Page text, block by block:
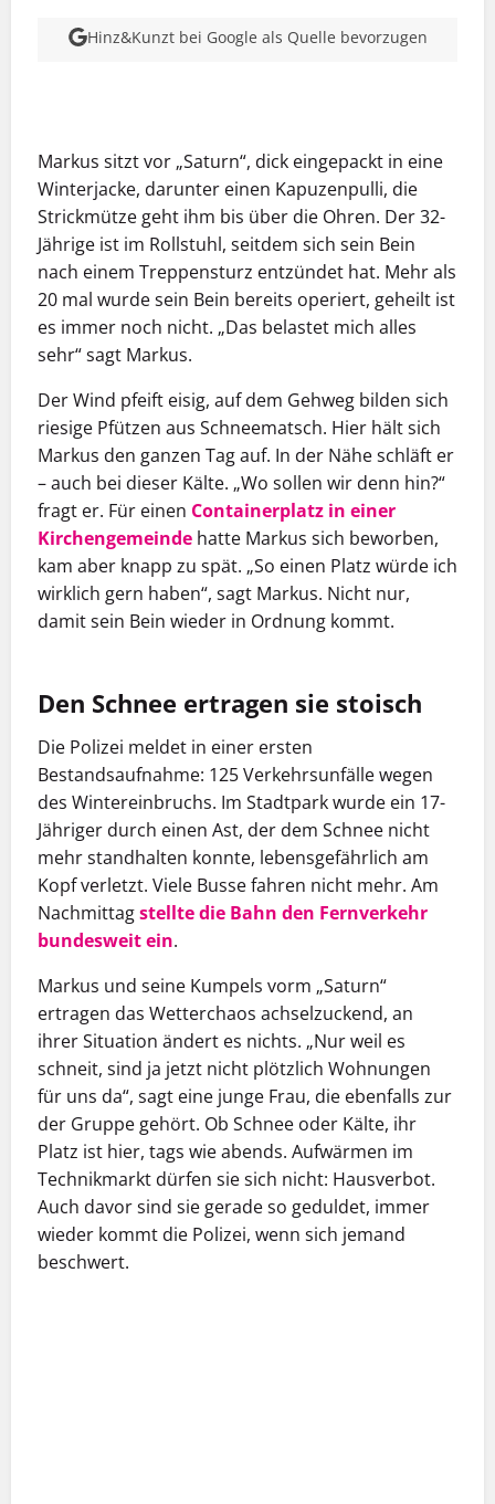
Hinz&Kunzt bei Google als Quelle bevorzugen
Markus sitzt vor „Saturn“, dick eingepackt in eine
Winterjacke, darunter einen Kapuzenpulli, die
Strickmütze geht ihm bis über die Ohren. Der 32-
Jährige ist im Rollstuhl, seitdem sich sein Bein
nach einem Treppensturz entzündet hat. Mehr als
20 mal wurde sein Bein bereits operiert, geheilt ist
es immer noch nicht. „Das belastet mich alles
sehr“ sagt Markus.
Der Wind pfeift eisig, auf dem Gehweg bilden sich
riesige Pfützen aus Schneematsch. Hier hält sich
Markus den ganzen Tag auf. In der Nähe schläft er
– auch bei dieser Kälte. „Wo sollen wir denn hin?“
fragt er. Für einen Containerplatz in einer
Kirchengemeinde hatte Markus sich beworben,
kam aber knapp zu spät. „So einen Platz würde ich
wirklich gern haben“, sagt Markus. Nicht nur,
damit sein Bein wieder in Ordnung kommt.
Den Schnee ertragen sie stoisch
Die Polizei meldet in einer ersten
Bestandsaufnahme: 125 Verkehrsunfälle wegen
des Wintereinbruchs. Im Stadtpark wurde ein 17-
Jähriger durch einen Ast, der dem Schnee nicht
mehr standhalten konnte, lebensgefährlich am
Kopf verletzt. Viele Busse fahren nicht mehr. Am
Nachmittagstellte die Bahn den Fernverkehr
bundesweit ein.
Markus und seine Kumpels vorm „Saturn“
ertragen das Wetterchaos achselzuckend, an
ihrer Situation ändert es nichts. „Nur weil es
schneit, sind ja jetzt nicht plötzlich Wohnungen
für uns da“, sagt eine junge Frau, die ebenfalls zur
der Gruppe gehört. Ob Schnee oder Kälte, ihr
Platz ist hier, tags wie abends. Aufwärmen im
Technikmarkt dürfen sie sich nicht: Hausverbot.
Auch davor sind sie gerade so geduldet, immer
wieder kommt die Polizei, wenn sich jemand
beschwert.